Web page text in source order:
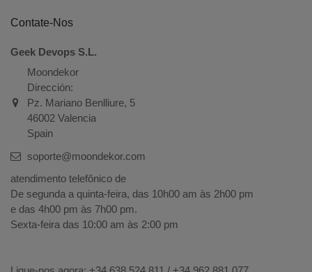
Contate-Nos
Geek Devops S.L.
Moondekor
Dirección:
Pz. Mariano Benlliure, 5
46002 Valencia
Spain
soporte@moondekor.com
atendimento telefônico de
De segunda a quinta-feira, das 10h00 am às 2h00 pm
e das 4h00 pm às 7h00 pm.
Sexta-feira das 10:00 am às 2:00 pm